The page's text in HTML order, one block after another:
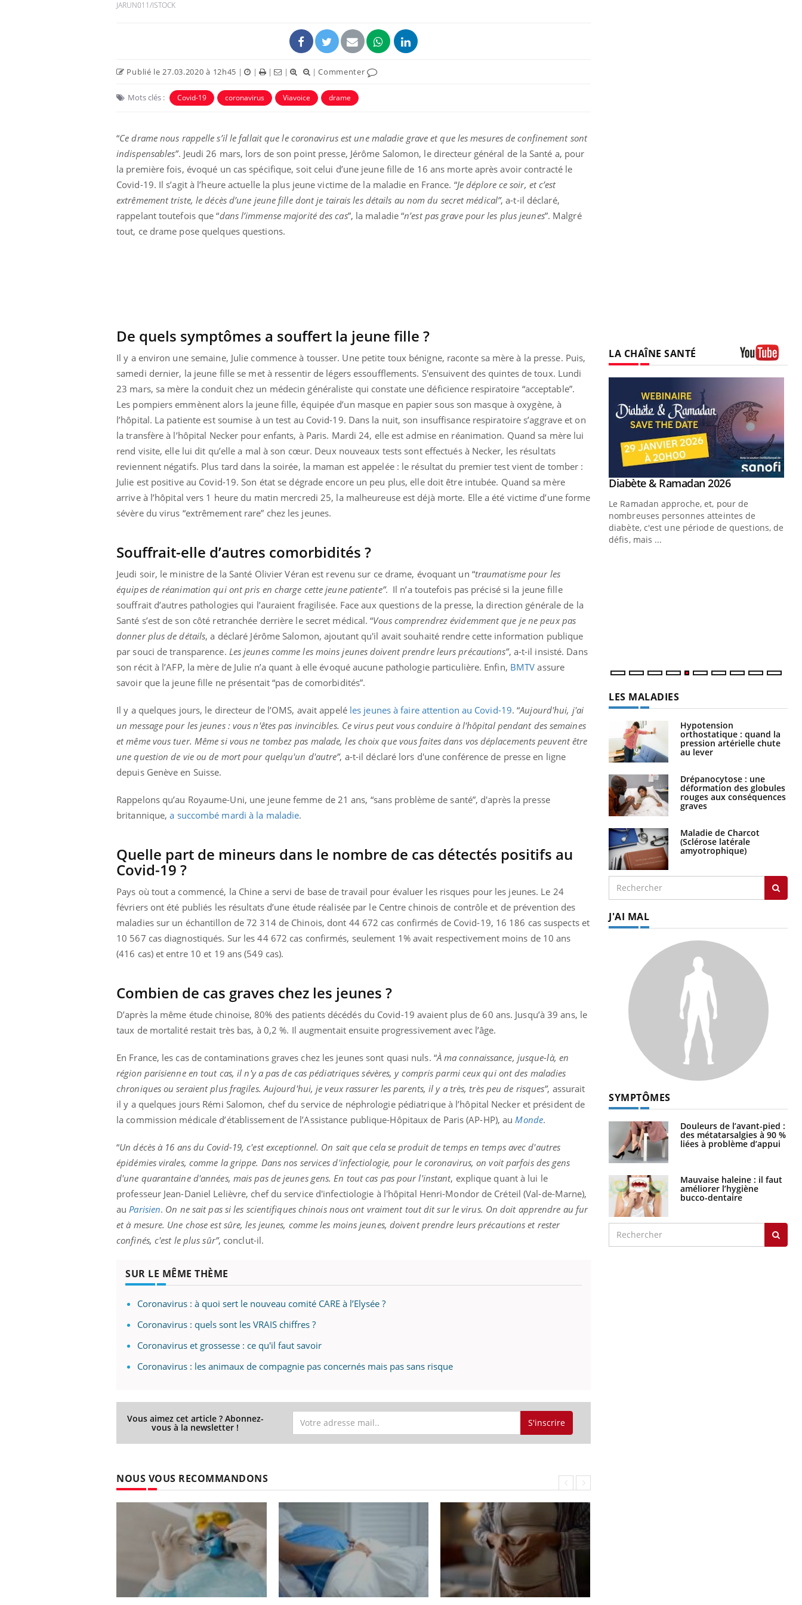
JARUN011/ISTOCK
Publié le 27.03.2020 à 12h45 | | | | |Commenter
Mots clés : Covid-19 coronavirus Viavoice drame
“Ce drame nous rappelle s’il le fallait que le coronavirus est une maladie grave et que les mesures de confinement sont
indispensables”. Jeudi 26 mars, lors de son point presse, Jérôme Salomon, le directeur général de la Santé a, pour
la première fois, évoqué un cas spécifique, soit celui d’une jeune fille de 16 ans morte après avoir contracté le
Covid-19. Il s’agit à l’heure actuelle la plus jeune victime de la maladie en France. “Je déplore ce soir, et c’est
extrêmement triste, le décès d’une jeune fille dont je tairais les détails au nom du secret médical”, a-t-il déclaré,
rappelant toutefois que “dans l’immense majorité des cas”, la maladie “n’est pas grave pour les plus jeunes”. Malgré
tout, ce drame pose quelques questions.
De quels symptômes a souffert la jeune fille ?
Il y a environ une semaine, Julie commence à tousser. Une petite toux bénigne, raconte sa mère à la presse. Puis,
samedi dernier, la jeune fille se met à ressentir de légers essoufflements. S'ensuivent des quintes de toux. Lundi
23 mars, sa mère la conduit chez un médecin généraliste qui constate une déficience respiratoire “acceptable”.
Les pompiers emmènent alors la jeune fille, équipée d’un masque en papier sous son masque à oxygène, à
l’hôpital. La patiente est soumise à un test au Covid-19. Dans la nuit, son insuffisance respiratoire s’aggrave et on
la transfère à l’hôpital Necker pour enfants, à Paris. Mardi 24, elle est admise en réanimation. Quand sa mère lui
rend visite, elle lui dit qu’elle a mal à son cœur. Deux nouveaux tests sont effectués à Necker, les résultats
reviennent négatifs. Plus tard dans la soirée, la maman est appelée : le résultat du premier test vient de tomber :
Julie est positive au Covid-19. Son état se dégrade encore un peu plus, elle doit être intubée. Quand sa mère
arrive à l’hôpital vers 1 heure du matin mercredi 25, la malheureuse est déjà morte. Elle a été victime d’une forme
sévère du virus “extrêmement rare” chez les jeunes.
Souffrait-elle d’autres comorbidités ?
Jeudi soir, le ministre de la Santé Olivier Véran est revenu sur ce drame, évoquant un “traumatisme pour les
équipes de réanimation qui ont pris en charge cette jeune patiente”. Il n’a toutefois pas précisé si la jeune fille
souffrait d’autres pathologies qui l’auraient fragilisée. Face aux questions de la presse, la direction générale de la
Santé s’est de son côté retranchée derrière le secret médical. “Vous comprendrez évidemment que je ne peux pas
donner plus de détails, a déclaré Jérôme Salomon, ajoutant qu'il avait souhaité rendre cette information publique
par souci de transparence. Les jeunes comme les moins jeunes doivent prendre leurs précautions”, a-t-il insisté. Dans
son récit à l’AFP, la mère de Julie n’a quant à elle évoqué aucune pathologie particulière. Enfin, BMTV assure
savoir que la jeune fille ne présentait “pas de comorbidités”.
Il y a quelques jours, le directeur de l’OMS, avait appelé les jeunes à faire attention au Covid-19. “Aujourd'hui, j'ai
un message pour les jeunes : vous n'êtes pas invincibles. Ce virus peut vous conduire à l'hôpital pendant des semaines
et même vous tuer. Même si vous ne tombez pas malade, les choix que vous faites dans vos déplacements peuvent être
une question de vie ou de mort pour quelqu'un d'autre”, a-t-il déclaré lors d'une conférence de presse en ligne
depuis Genève en Suisse.
Rappelons qu’au Royaume-Uni, une jeune femme de 21 ans, “sans problème de santé”, d'après la presse
britannique,a succombé mardi à la maladie.
Quelle part de mineurs dans le nombre de cas détectés positifs au
Covid-19 ?
Pays où tout a commencé, la Chine a servi de base de travail pour évaluer les risques pour les jeunes. Le 24
févriers ont été publiés les résultats d’une étude réalisée par le Centre chinois de contrôle et de prévention des
maladies sur un échantillon de 72 314 de Chinois, dont 44 672 cas confirmés de Covid-19, 16 186 cas suspects et
10 567 cas diagnostiqués. Sur les 44 672 cas confirmés, seulement 1% avait respectivement moins de 10 ans
(416 cas) et entre 10 et 19 ans (549 cas).
Combien de cas graves chez les jeunes ?
D’après la même étude chinoise, 80% des patients décédés du Covid-19 avaient plus de 60 ans. Jusqu’à 39 ans, le
taux de mortalité restait très bas, à 0,2 %. Il augmentait ensuite progressivement avec l’âge.
En France, les cas de contaminations graves chez les jeunes sont quasi nuls. “À ma connaissance, jusque-là, en
région parisienne en tout cas, il n'y a pas de cas pédiatriques sévères, y compris parmi ceux qui ont des maladies
chroniques ou seraient plus fragiles. Aujourd'hui, je veux rassurer les parents, il y a très, très peu de risques”, assurait
il y a quelques jours Rémi Salomon, chef du service de néphrologie pédiatrique à l’hôpital Necker et président de
la commission médicale d’établissement de l’Assistance publique-Hôpitaux de Paris (AP-HP), au Monde.
“Un décès à 16 ans du Covid-19, c'est exceptionnel. On sait que cela se produit de temps en temps avec d'autres
épidémies virales, comme la grippe. Dans nos services d'infectiologie, pour le coronavirus, on voit parfois des gens
d'une quarantaine d'années, mais pas de jeunes gens. En tout cas pas pour l'instant, explique quant à lui le
professeur Jean-Daniel Lelièvre, chef du service d'infectiologie à l'hôpital Henri-Mondor de Créteil (Val-de-Marne),
au Parisien. On ne sait pas si les scientifiques chinois nous ont vraiment tout dit sur le virus. On doit apprendre au fur
et à mesure. Une chose est sûre, les jeunes, comme les moins jeunes, doivent prendre leurs précautions et rester
confinés, c'est le plus sûr”, conclut-il.
SUR LE MÊME THÈME
Coronavirus : à quoi sert le nouveau comité CARE à l’Elysée ?
Coronavirus : quels sont les VRAIS chiffres ?
Coronavirus et grossesse : ce qu'il faut savoir
Coronavirus : les animaux de compagnie pas concernés mais pas sans risque
Vous aimez cet article ? Abonnez-
vous à la newsletter ! S'inscrire
NOUS VOUS RECOMMANDONS
LA CHAÎNE SANTÉ
Carence en fer : comprendre pour
Youtube
Fatigue, irritabilité, brouillard mental ou
même alopécie… Les symptômes de la
carence en fer sont multiples ce qui la rend
Youtube
Insuline & Charge mentale : et si on
osait en parler??Youtube
En 2026, l'insuline dans le diabète de type 2
Youtube
Eczéma Chronique des Mains : se
préparer pour l’été !Youtube
Youtube
Diabète & Ramadan 2026Youtube
Le Ramadan approche, et, pour de
nombreuses personnes atteintes de
diabète, c'est une période de questions, de
défis, mais ...
LES MALADIES
Hypotension
orthostatique : quand la
pression artérielle chute
au lever
Drépanocytose : une
déformation des globules
rouges aux conséquences
graves
Maladie de Charcot
(Sclérose latérale
amyotrophique)
J'AI MAL
SYMPTÔMES
Douleurs de l’avant-pied :
des métatarsalgies à 90 %
liées à problème d’appui
Mauvaise haleine : il faut
améliorer l’hygiène
bucco-dentaire